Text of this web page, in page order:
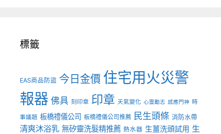
標籤
EAS商品防盜 今日金價 住宅用火災警
報器 佛具 刻印章 印章 天氣變化 心靈勵志 感應門神 時
事議題 板橋禮儀公司 板橋禮儀公司推薦 民生頭條 消防水帶
清爽沐浴乳 無矽靈洗髮精推薦 熱水器 生薑洗頭試用 生